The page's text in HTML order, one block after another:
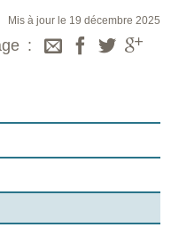
Mis à jour le 19 décembre 2025